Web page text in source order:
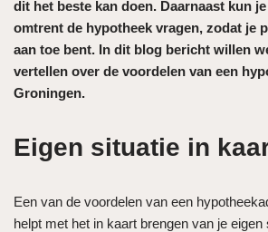
dit het beste kan doen. Daarnaast kun
omtrent de hypotheek vragen, zodat je
aan toe bent. In dit blog bericht willen
vertellen over de voordelen van een
Groningen.
Eigen situatie in
Een van de voordelen van een
helpt met het in kaart brengen van je